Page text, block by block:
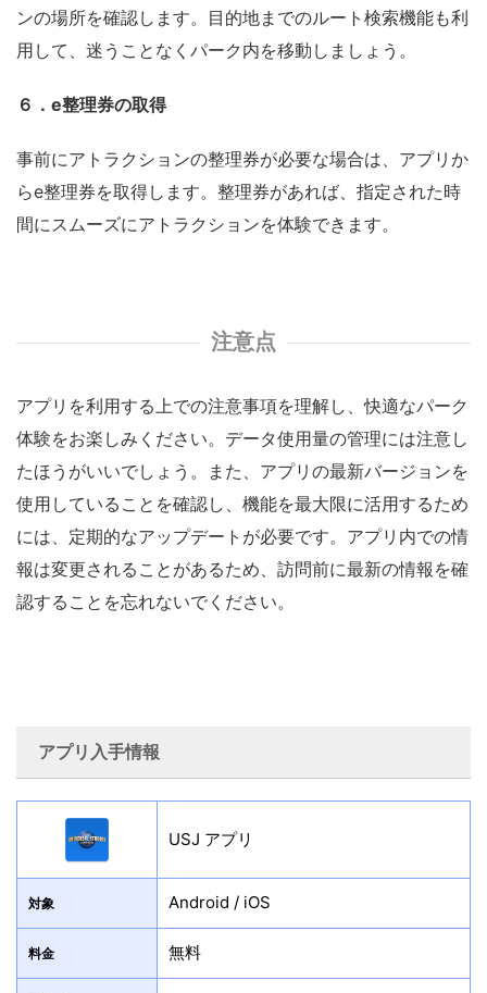
ンの場所を確認します。目的地までのルート検索機能も利
用して、迷うことなくパーク内を移動しましょう。
６．e整理券の取得
事前にアトラクションの整理券が必要な場合は、アプリか
らe整理券を取得します。整理券があれば、指定された時
間にスムーズにアトラクションを体験できます。
注意点
アプリを利用する上での注意事項を理解し、快適なパーク
体験をお楽しみください。データ使用量の管理には注意し
たほうがいいでしょう。また、アプリの最新バージョンを
使用していることを確認し、機能を最大限に活用するため
には、定期的なアップデートが必要です。アプリ内での情
報は変更されることがあるため、訪問前に最新の情報を確
認することを忘れないでください。
アプリ入手情報
USJ アプリ
対象 Android / iOS
料金 無料